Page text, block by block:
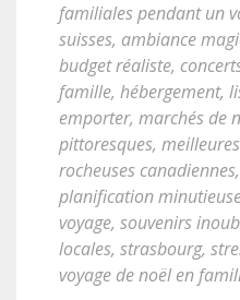
familiales pendant un
suisses, ambiance
budget réaliste,
famille, hébergement,
emporter, marchés de
pittoresques,
rocheuses canadiennes,
planification
voyage, souvenirs
locales, strasbourg,
voyage de noël en